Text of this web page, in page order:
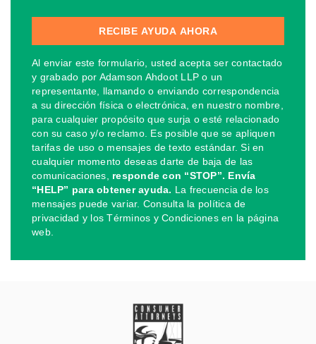
Al enviar este formulario, usted acepta ser contactado
y grabado por Adamson Ahdoot LLP o un
representante, llamando o enviando correspondencia
a su dirección física o electrónica, en nuestro nombre,
para cualquier propósito que surja o esté relacionado
con su caso y/o reclamo. Es posible que se apliquen
tarifas de uso o mensajes de texto estándar. Si en
cualquier momento deseas darte de baja de las
comunicaciones, responde con “STOP”. Envía
“HELP” para obtener ayuda. La frecuencia de los
mensajes puede variar. Consulta la política de
privacidad y los Términos y Condiciones en la página
web.